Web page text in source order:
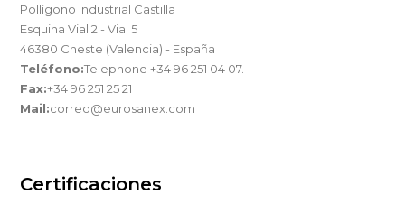
Pollígono Industrial Castilla
Esquina Vial 2 - Vial 5
46380 Cheste (Valencia) - España
Teléfono:Telephone +34 96 251 04 07.
Fax:+34 96 251 25 21
Mail:correo@eurosanex.com
Certificaciones